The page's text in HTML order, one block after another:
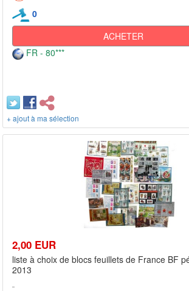
0
ACHETER
FR - 80***
+ ajout à ma sélection
2,00 EUR
liste à choix de blocs feuillets de France BF
2013